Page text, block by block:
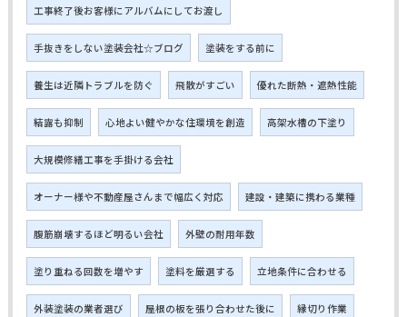
工事終了後お客様にアルバムにしてお渡し
手抜きをしない塗装会社☆ブログ 塗装をする前に
養生は近隣トラブルを防ぐ 飛散がすごい 優れた断熱・遮熱性能
結露も抑制 心地よい健やかな住環境を創造 高架水槽の下塗り
大規模修繕工事を手掛ける会社
オーナー様や不動産屋さんまで幅広く対応 建設・建築に携わる業種
腹筋崩壊するほど明るい会社 外壁の耐用年数
塗り重ねる回数を増やす 塗料を厳選する 立地条件に合わせる
外装塗装の業者選び 屋根の板を張り合わせた後に 縁切り作業